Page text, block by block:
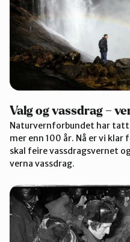
Valg og vassdrag –
Naturvernforbundet har
mer enn 100 år. Nå er vi klar
skal feire vassdragsvernet
verna vassdrag.